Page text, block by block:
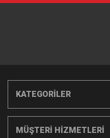
KATEGORİLER
MÜŞTERİ HİZMETLERİ